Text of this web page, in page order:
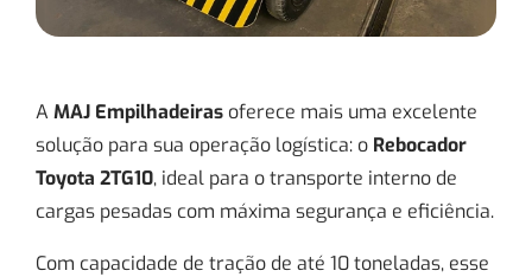
A MAJ Empilhadeiras oferece mais uma excelente
solução para sua operação logística: o Rebocador
Toyota 2TG10, ideal para o transporte interno de
cargas pesadas com máxima segurança e eficiência.
Com capacidade de tração de até 10 toneladas, esse